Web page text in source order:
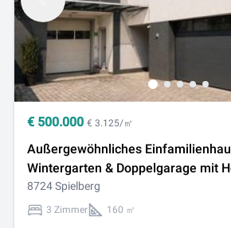
€ 500.000 € 3.125/㎡
Außergewöhnliches
Wintergarten & Doppelgarage mit
Toplage von Spielberg
8724 Spielberg
3 Zimmer 160 ㎡